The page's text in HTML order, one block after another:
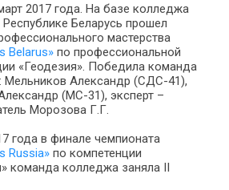
2017 года. На базе колледжа
Беларусь прошел
мастерства
Belarus» по профессиональной
«Геодезия». Победила команда
Мельников Александр (СДС-41),
(МС-31), эксперт –
Морозова Г.Г.
года в финале чемпионата
Russia» по компетенции
команда колледжа заняла II